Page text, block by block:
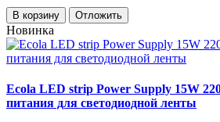
В корзину Отложить
Новинка
Ecola LED strip Power Supply 15W
питания для светодиодной ленты